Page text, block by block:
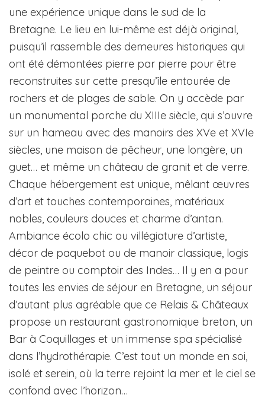
une expérience unique dans le sud de la
Bretagne. Le lieu en lui-même est déjà original,
puisqu’il rassemble des demeures historiques qui
ont été démontées pierre par pierre pour être
reconstruites sur cette presqu’île entourée de
rochers et de plages de sable. On y accède par
un monumental porche du XIIIe siècle, qui s’ouvre
sur un hameau avec des manoirs des XVe et XVIe
siècles, une maison de pêcheur, une longère, un
guet… et même un château de granit et de verre.
Chaque hébergement est unique, mêlant œuvres
d’art et touches contemporaines, matériaux
nobles, couleurs douces et charme d’antan.
Ambiance écolo chic ou villégiature d’artiste,
décor de paquebot ou de manoir classique, logis
de peintre ou comptoir des Indes… Il y en a pour
toutes les envies de séjour en Bretagne, un séjour
d’autant plus agréable que ce Relais & Châteaux
propose un restaurant gastronomique breton, un
Bar à Coquillages et un immense spa spécialisé
dans l’hydrothérapie. C’est tout un monde en soi,
isolé et serein, où la terre rejoint la mer et le ciel se
confond avec l’horizon…